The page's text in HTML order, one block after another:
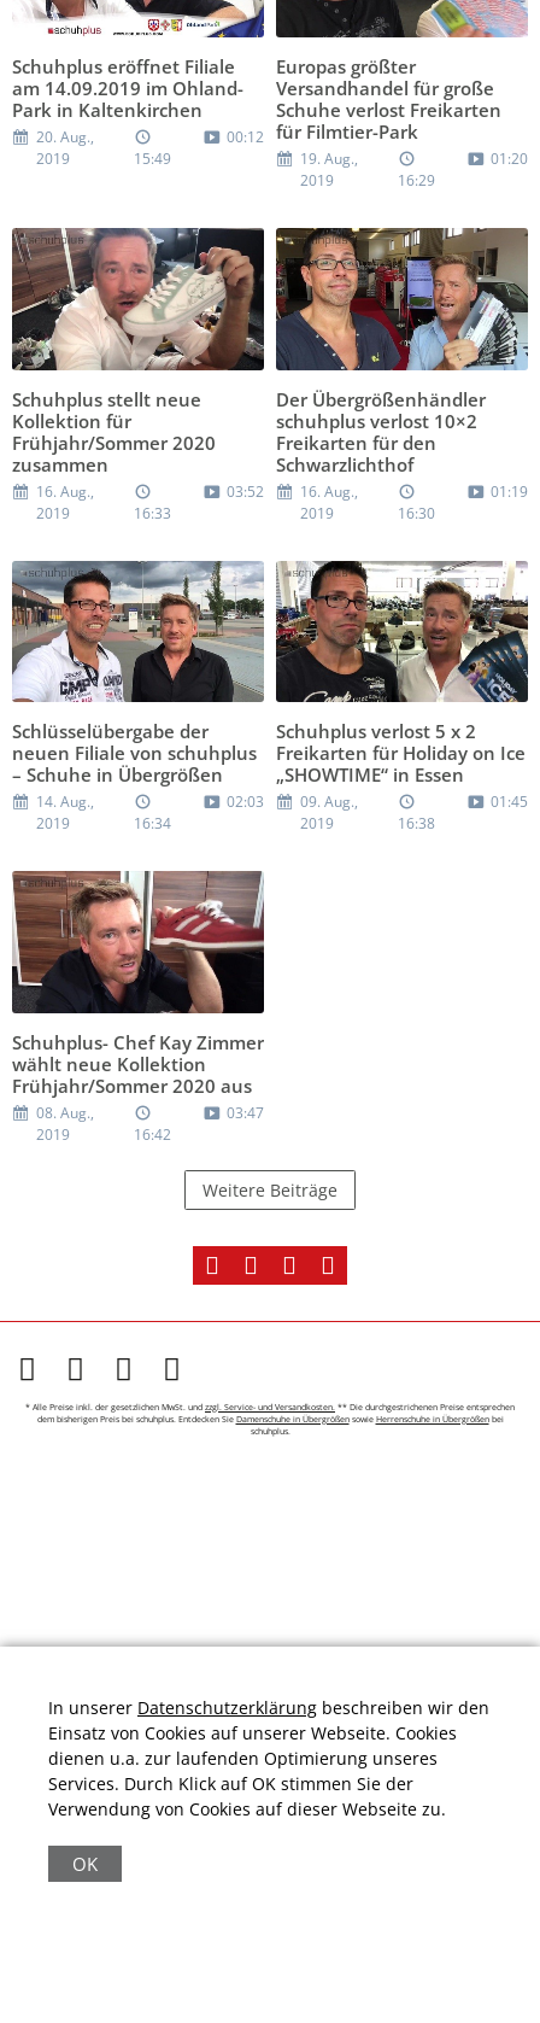
Schuhplus eröffnet Filiale
am 14.09.2019 im Ohland-
Park in Kaltenkirchen
20. Aug.,
2019
15:49
00:12
Europas größter
Versandhandel für große
Schuhe verlost Freikarten
für Filmtier-Park
19. Aug.,
2019
16:29
01:20
Schuhplus stellt neue
Kollektion für
Frühjahr/Sommer 2020
zusammen
16. Aug.,
2019
16:33
03:52
Der Übergrößenhändler
schuhplus verlost 10×2
Freikarten für den
Schwarzlichthof
16. Aug.,
2019
16:30
01:19
Schlüsselübergabe der
neuen Filiale von schuhplus
– Schuhe in Übergrößen
14. Aug.,
2019
16:34
02:03
Schuhplus verlost 5 x 2
Freikarten für Holiday on Ice
„SHOWTIME“ in Essen
09. Aug.,
2019
16:38
01:45
Schuhplus- Chef Kay Zimmer
wählt neue Kollektion
Frühjahr/Sommer 2020 aus
08. Aug.,
2019
16:42
03:47
Weitere Beiträge
* Alle Preise inkl. der gesetzlichen MwSt. und zzgl. Service- und Versandkosten. ** Die durchgestrichenen Preise entsprechen
dem bisherigen Preis bei schuhplus. Entdecken Sie Damenschuhe in Übergrößensowie Herrenschuhe in Übergrößenbei
schuhplus.
|
Bewertungsgrundlage des Anbieters: 13 Verkaufs- und 32
In unserer Datenschutzerklärung beschreiben wir den
Einsatz von Cookies auf unserer Webseite. Cookies
dienen u.a. zur laufenden Optimierung unseres
Services. Durch Klick auf OK stimmen Sie der
Verwendung von Cookies auf dieser Webseite zu.
OK